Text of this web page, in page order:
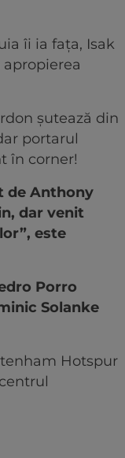
îi ia fața, Isak
șutează din
portarul
în corner!
de Anthony
dar venit
este
Porro
Solanke
Hotspur